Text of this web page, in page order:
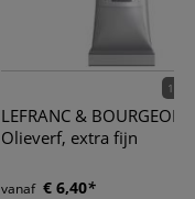
119
LEFRANC & BOURGEOIS
Olieverf, extra fijn
vanaf € 6,40